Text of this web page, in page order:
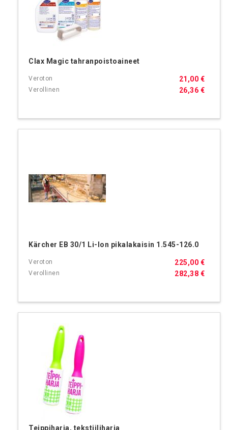
Clax Magic tahranpoistoaineet
26,36 €
21,00 €
Kärcher EB 30/1 Li-Ion pikalakaisin 1.545-126.0
282,38 €
225,00 €
Teippiharja, tekstiiliharja